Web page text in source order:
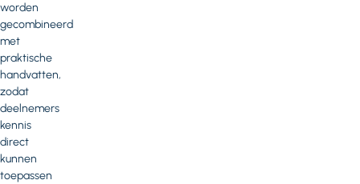
worden
gecombineerd
met
praktische
handvatten,
zodat
deelnemers
kennis
direct
kunnen
toepassen